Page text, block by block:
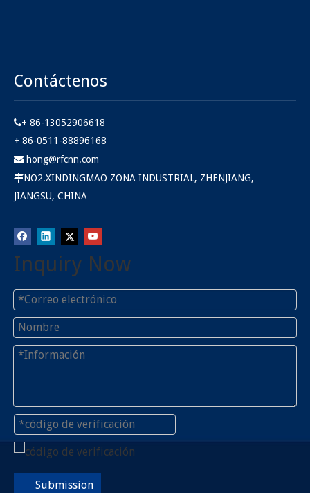
Contáctenos
+ 86-13052906618
+ 86-0511-88896168
 hong@rfcnn.com
NO2.XINDINGMAO ZONA INDUSTRIAL, ZHENJIANG,
JIANGSU, CHINA
Inquiry Now
Submission